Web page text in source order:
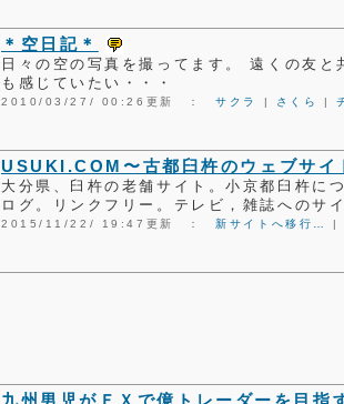
＊空日記＊
日々の空の写真を撮ってます。 遠くの友
も感じていたい・・・
2010/03/27/ 00:26更新 ：サクラ | さくら |
USUKI.COM〜古都臼杵のウェブサイ
大分県、臼杵の老舗サイト。小京都臼杵に
ログ。リンクフリー。テレビ，雑誌へのサ
2015/11/22/ 19:47更新 ：新サイトへ移行…
九州男児がＦＸで億トレーダーを目指